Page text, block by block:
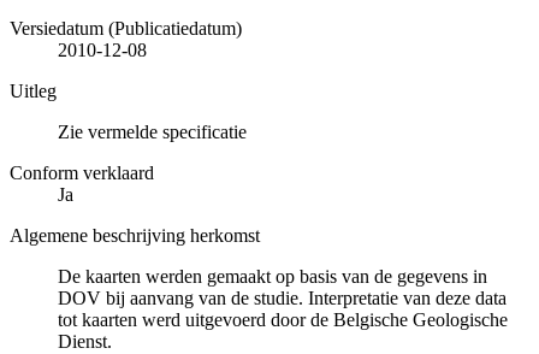
Versiedatum (Publicatiedatum)
2010-12-08
Uitleg
Zie vermelde specificatie
Conform verklaard
Ja
Algemene beschrijving herkomst
De kaarten werden gemaakt op basis van de gegevens in
DOV bij aanvang van de studie. Interpretatie van deze data
tot kaarten werd uitgevoerd door de Belgische Geologische
Dienst.